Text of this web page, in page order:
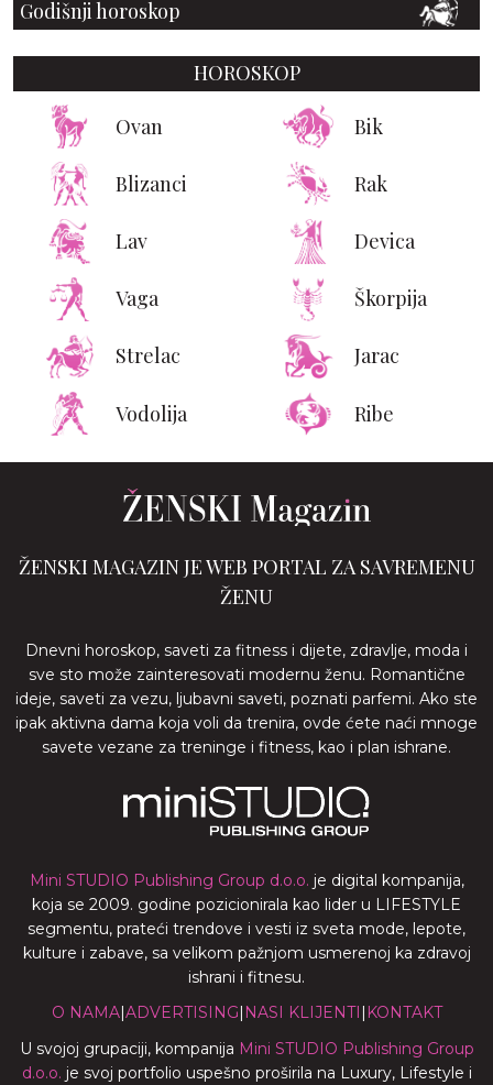
Godišnji horoskop
HOROSKOP
Ovan Bik
Blizanci Rak
Lav Devica
Vaga Škorpija
Strelac Jarac
Vodolija Ribe
ŽENSKI MAGAZIN JE WEB PORTAL ZA SAVREMENU
ŽENU
Dnevni horoskop, saveti za fitness i dijete, zdravlje, moda i
sve sto može zainteresovati modernu ženu. Romantične
ideje, saveti za vezu, ljubavni saveti, poznati parfemi. Ako ste
ipak aktivna dama koja voli da trenira, ovde ćete naći mnoge
savete vezane za treninge i fitness, kao i plan ishrane.
Mini STUDIO Publishing Group d.o.o. je digital kompanija,
koja se 2009. godine pozicionirala kao lider u LIFESTYLE
segmentu, prateći trendove i vesti iz sveta mode, lepote,
kulture i zabave, sa velikom pažnjom usmerenoj ka zdravoj
ishrani i fitnesu.
O NAMA|ADVERTISING| NASI KLIJENTI | KONTAKT
U svojoj grupaciji, kompanija Mini STUDIO Publishing Group
d.o.o. je svoj portfolio uspešno proširila na Luxury, Lifestyle i